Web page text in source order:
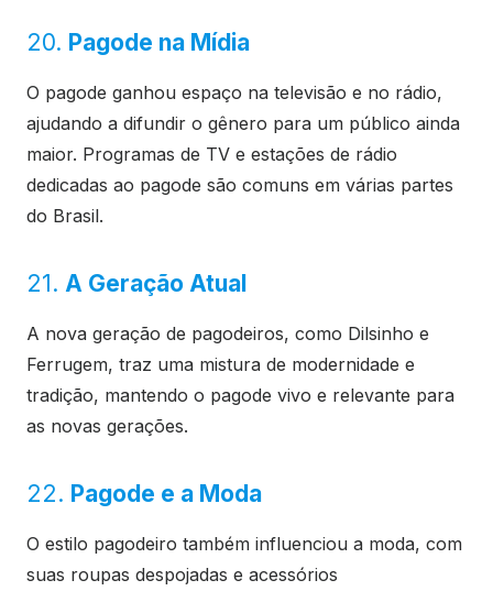
20. Pagode na Mídia
O pagode ganhou espaço na televisão e no rádio,
ajudando a difundir o gênero para um público ainda
maior. Programas de TV e estações de rádio
dedicadas ao pagode são comuns em várias partes
do Brasil.
21. A Geração Atual
A nova geração de pagodeiros, como Dilsinho e
Ferrugem, traz uma mistura de modernidade e
tradição, mantendo o pagode vivo e relevante para
as novas gerações.
22. Pagode e a Moda
O estilo pagodeiro também influenciou a moda, com
suas roupas despojadas e acessórios